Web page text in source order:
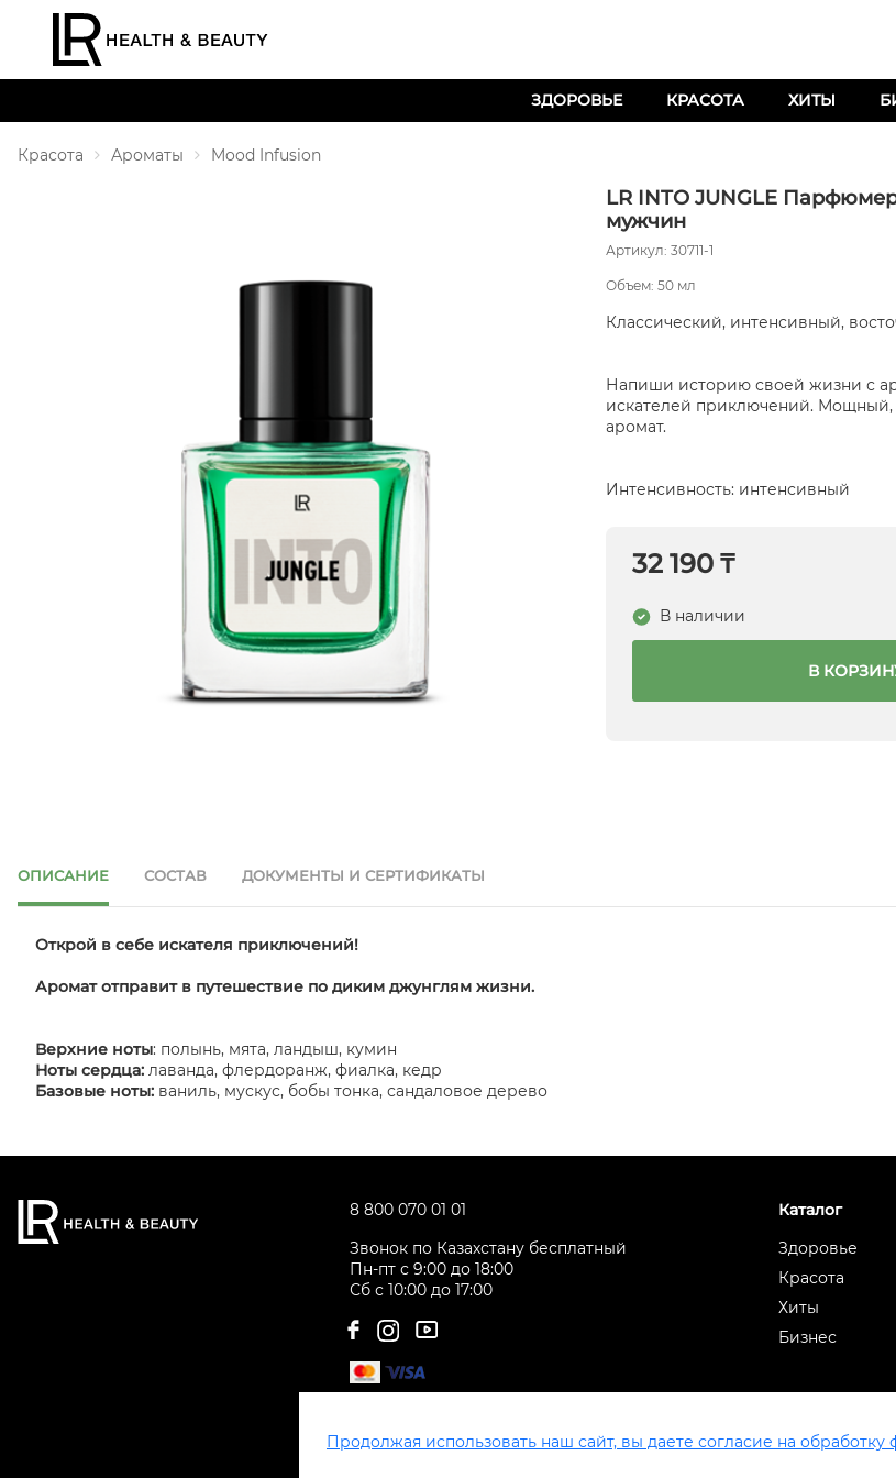
ЗДОРОВЬЕ КРАСОТА ХИТЫ
Красота Ароматы Mood Infusion
LR INTO JUNGLE
мужчин
Артикул: 30711-1
Объем: 50 мл
Классический, интенсивный,
Напиши историю своей жизни с
искателей приключений.
аромат.
Интенсивность: интенсивный
32 190 ₸
В наличии
В
ОПИСАНИЕ СОСТАВ ДОКУМЕНТЫ И СЕРТИФИКАТЫ
Открой в себе искателя приключений!
Аромат отправит в путешествие по диким джунглям жизни.
Верхние ноты: полынь, мята, ландыш, кумин
Ноты сердца: лаванда, флердоранж, фиалка, кедр
Базовые ноты: ваниль, мускус, бобы тонка, сандаловое дерево
Продолжая использовать наш сайт, вы даете согласие на обработку
8 800 070 01 01
Звонок по Казахстану бесплатный
Пн-пт с 9:00 до 18:00
Сб с 10:00 до 17:00
Каталог
Здоровье
Красота
Хиты
Бизнес